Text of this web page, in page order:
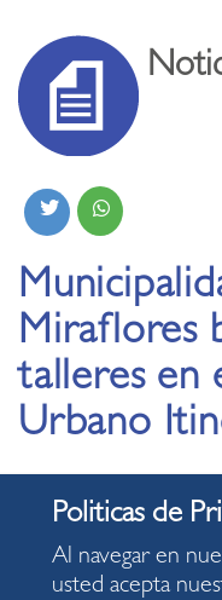
Miraflores
talleres en
Urbano
10.11.2022
Al navegar en
usted acepta